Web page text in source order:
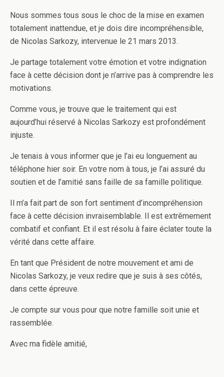
Nous sommes tous sous le choc de la mise en examen
totalement inattendue, et je dois dire incompréhensible,
de Nicolas Sarkozy, intervenue le 21 mars 2013.
Je partage totalement votre émotion et votre indignation
face à cette décision dont je n’arrive pas à comprendre les
motivations.
Comme vous, je trouve que le traitement qui est
aujourd’hui réservé à Nicolas Sarkozy est profondément
injuste.
Je tenais à vous informer que je l’ai eu longuement au
téléphone hier soir. En votre nom à tous, je l’ai assuré du
soutien et de l’amitié sans faille de sa famille politique.
Il m’a fait part de son fort sentiment d’incompréhension
face à cette décision invraisemblable. Il est extrêmement
combatif et confiant. Et il est résolu à faire éclater toute la
vérité dans cette affaire.
En tant que Président de notre mouvement et ami de
Nicolas Sarkozy, je veux redire que je suis à ses côtés,
dans cette épreuve.
Je compte sur vous pour que notre famille soit unie et
rassemblée.
Avec ma fidèle amitié,